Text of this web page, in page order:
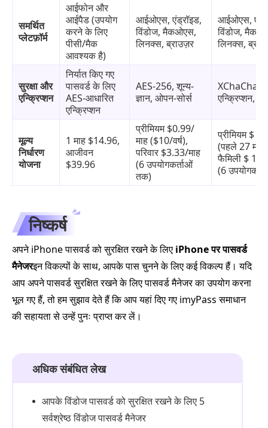
समर्थित
प्लेटफ़ॉर्म
आईफोन और
आईपैड (उपयोग
करने के लिए
पीसी/मैक
आवश्यक है)
आईओएस, एंड्रॉइड,
विंडोज, मैकओएस,
लिनक्स, ब्राउज़र
आईओएस,
विंडोज,
लिनक्स,
सुरक्षा और
एन्क्रिप्शन
निर्यात किए गए
पासवर्ड के लिए
AES-आधारित
एन्क्रिप्शन
AES-256, शून्य-
ज्ञान, ओपन-सोर्स
XChaCha20
एन्क्रिप्शन,
मूल्य
निर्धारण
योजना
1 माह $14.96,
आजीवन
$39.96
प्रीमियम $0.99/
माह ($10/वर्ष),
परिवार $3.33/माह
(6 उपयोगकर्ताओं
तक)
प्रीमियम $
(पहले 27
फैमिली $
(6
निष्कर्ष
अपने iPhone पासवर्ड को सुरक्षित रखने के लिए iPhone पर पासवर्ड
मैनेजरइन विकल्पों के साथ, आपके पास चुनने के लिए कई विकल्प हैं। यदि
आप अपने पासवर्ड सुरक्षित रखने के लिए पासवर्ड मैनेजर का उपयोग करना
भूल गए हैं, तो हम सुझाव देते हैं कि आप यहां दिए गए imyPass समाधान
की सहायता से उन्हें पुनः प्राप्त कर लें।
अधिक संबंधित लेख
आपके विंडोज पासवर्ड को सुरक्षित रखने के लिए 5
सर्वश्रेष्ठ विंडोज पासवर्ड मैनेजर